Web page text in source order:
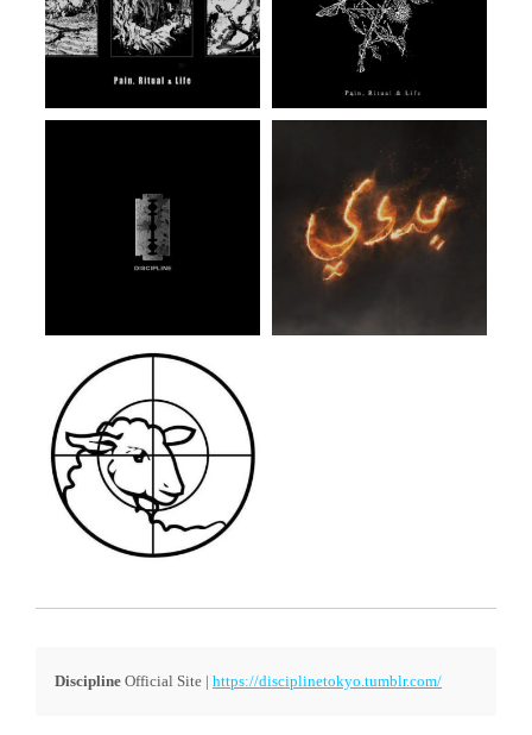
Discipline Official Site | https://disciplinetokyo.tumblr.com/